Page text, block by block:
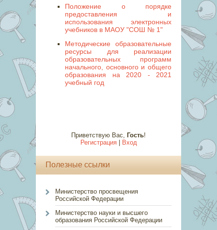
Положение о порядке
предоставления и
использования электронных
учебников в МАОУ "СОШ № 1"
Методические образовательные
ресурсы для реализации
образовательных программ
начального, основного и общего
образования на 2020 - 2021
учебный год
Приветствую Вас, Гость!
Регистрация| Вход
Полезные ссылки
Министерство просвещения
Российской Федерации
Министерство науки и высшего
образования Российской Федерации